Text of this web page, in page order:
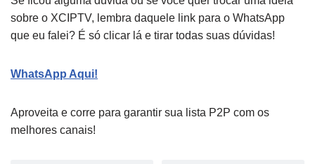
sobre o XCIPTV, lembra daquele link para o WhatsApp
que eu falei? É só clicar lá e tirar todas suas dúvidas!
WhatsApp Aqui!
Aproveita e corre para garantir sua lista P2P com os
melhores canais!